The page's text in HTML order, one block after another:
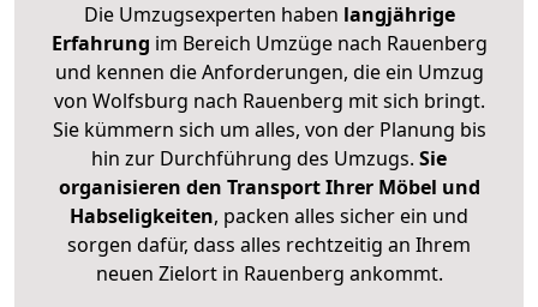
Die Umzugsexperten haben langjährige
Erfahrung im Bereich Umzüge nach Rauenberg
und kennen die Anforderungen, die ein Umzug
von Wolfsburg nach Rauenberg mit sich bringt.
Sie kümmern sich um alles, von der Planung bis
hin zur Durchführung des Umzugs. Sie
organisieren den Transport Ihrer Möbel und
Habseligkeiten, packen alles sicher ein und
sorgen dafür, dass alles rechtzeitig an Ihrem
neuen Zielort in Rauenberg ankommt.